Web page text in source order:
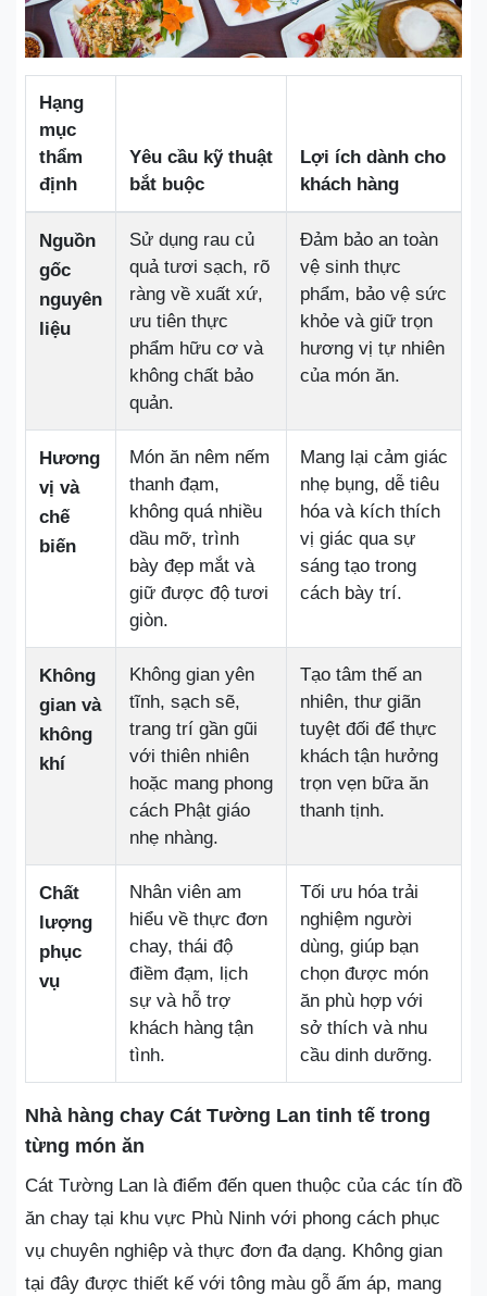
Hạng
mục
thẩm
định
Yêu cầu kỹ thuật
bắt buộc
Lợi ích dành cho
khách hàng
Nguồn
gốc
nguyên
liệu
Sử dụng rau củ
quả tươi sạch, rõ
ràng về xuất xứ,
ưu tiên thực
phẩm hữu cơ và
không chất bảo
quản.
Đảm bảo an toàn
vệ sinh thực
phẩm, bảo vệ sức
khỏe và giữ trọn
hương vị tự nhiên
của món ăn.
Hương
vị và
chế
biến
Món ăn nêm nếm
thanh đạm,
không quá nhiều
dầu mỡ, trình
bày đẹp mắt và
giữ được độ tươi
giòn.
Mang lại cảm giác
nhẹ bụng, dễ tiêu
hóa và kích thích
vị giác qua sự
sáng tạo trong
cách bày trí.
Không
gian và
không
khí
Không gian yên
tĩnh, sạch sẽ,
trang trí gần gũi
với thiên nhiên
hoặc mang phong
cách Phật giáo
nhẹ nhàng.
Tạo tâm thế an
nhiên, thư giãn
tuyệt đối để thực
khách tận hưởng
trọn vẹn bữa ăn
thanh tịnh.
Chất
lượng
phục
vụ
Nhân viên am
hiểu về thực đơn
chay, thái độ
điềm đạm, lịch
sự và hỗ trợ
khách hàng tận
tình.
Tối ưu hóa trải
nghiệm người
dùng, giúp bạn
chọn được món
ăn phù hợp với
sở thích và nhu
cầu dinh dưỡng.
Nhà hàng chay Cát Tường Lan tinh tế trong
từng món ăn
Cát Tường Lan là điểm đến quen thuộc của các tín đồ
ăn chay tại khu vực Phù Ninh với phong cách phục
vụ chuyên nghiệp và thực đơn đa dạng. Không gian
tại đây được thiết kế với tông màu gỗ ấm áp, mang